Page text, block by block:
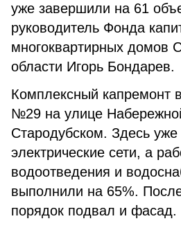
уже завершили на 61
руководитель Фонда
многоквартирных домов
области Игорь Бондарев.
Комплексный капремонт
№29 на улице
Стародубском. Здесь
электрические сети, а
водоотведения и
выполнили на 65%.
порядок подвал и фасад.